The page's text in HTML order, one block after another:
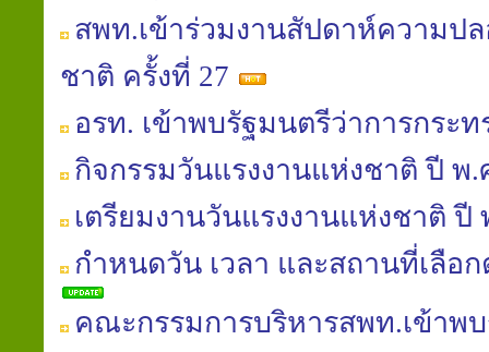
สพท.เข้าร่วมงานสัปดาห์ความป
ชาติ ครั้งที่ 27
อรท. เข้าพบรัฐมนตรีว่าการกระท
กิจกรรมวันแรงงานแห่งชาติ ปี พ.
เตรียมงานวันแรงงานแห่งชาติ ปี
กำหนดวัน เวลา และสถานที่เลือ
คณะกรรมการบริหารสพท.เข้าพ